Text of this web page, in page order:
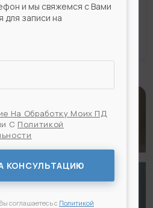
БЕЗ ИМПЛАНТОВ
и мы свяжемся с Вами
записи на
На Обработку Моих ПД
С Политикой
КОНСУЛЬТАЦИЮ
соглашаетесь с Политикой